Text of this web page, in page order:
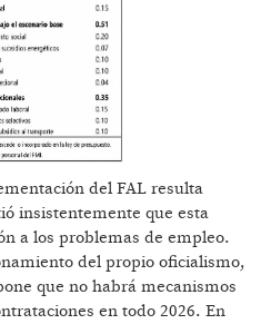
del FAL resulta
insistentemente que esta
a los problemas de empleo.
del propio oficialismo,
que no habrá mecanismos
en todo 2026. En